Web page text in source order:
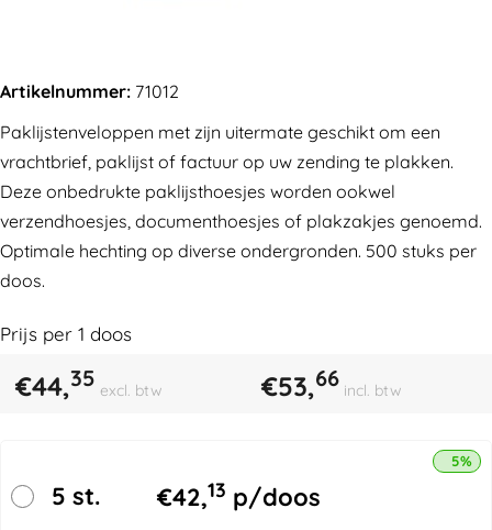
Artikelnummer: 71012
Paklijstenveloppen met zijn uitermate geschikt om een
vrachtbrief, paklijst of factuur op uw zending te plakken.
Deze onbedrukte paklijsthoesjes worden ookwel
verzendhoesjes, documenthoesjes of plakzakjes genoemd.
Optimale hechting op diverse ondergronden. 500 stuks per
doos.
Prijs per 1 doos
€44,35 excl. btw €53,66 incl. btw
5 st. €42,13 p/doos
5%